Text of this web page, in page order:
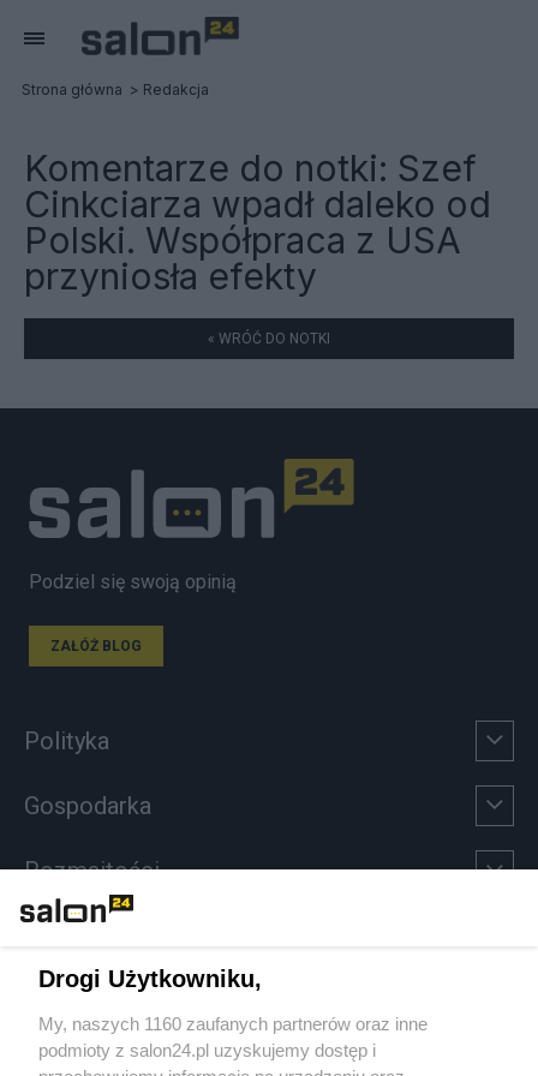
Strona główna Redakcja
Komentarze do notki: Szef
Cinkciarza wpadł daleko od
Polski. Współpraca z USA
przyniosła efekty
« WRÓĆ DO NOTKI
Podziel się swoją opinią
ZAŁÓŻ BLOG
Polityka
Gospodarka
Rozmaitości
Sport
Społeczeństwo
Drogi Użytkowniku,
My, naszych 1160 zaufanych partnerów oraz inne
podmioty z salon24.pl uzyskujemy dostęp i